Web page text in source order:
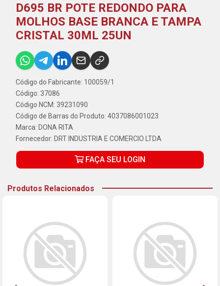
D695 BR POTE REDONDO PARA
MOLHOS BASE BRANCA E TAMPA
CRISTAL 30ML 25UN
Código do Fabricante: 100059/1
Código: 37086
Código NCM: 39231090
Código de Barras do Produto: 4037086001023
Marca: DONA RITA
Fornecedor: DRT INDUSTRIA E COMERCIO LTDA
FAÇA SEU LOGIN
Produtos Relacionados